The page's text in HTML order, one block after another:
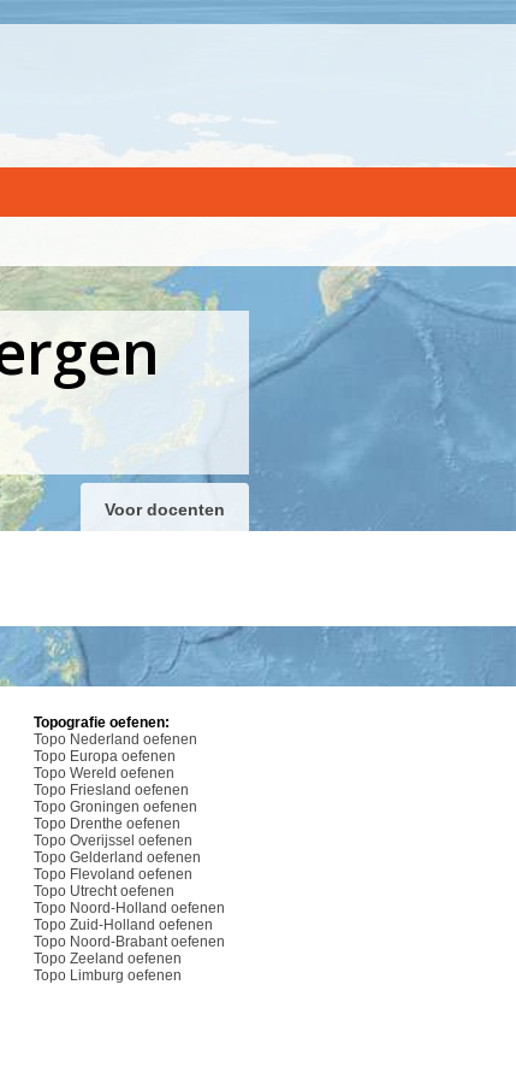
Voor docenten
Topografie oefenen:
Topo Nederland oefenen
Topo Europa oefenen
Topo Wereld oefenen
Topo Friesland oefenen
Topo Groningen oefenen
Topo Drenthe oefenen
Topo Overijssel oefenen
Topo Gelderland oefenen
Topo Flevoland oefenen
Topo Utrecht oefenen
Topo Noord-Holland oefenen
Topo Zuid-Holland oefenen
Topo Noord-Brabant oefenen
Topo Zeeland oefenen
Topo Limburg oefenen